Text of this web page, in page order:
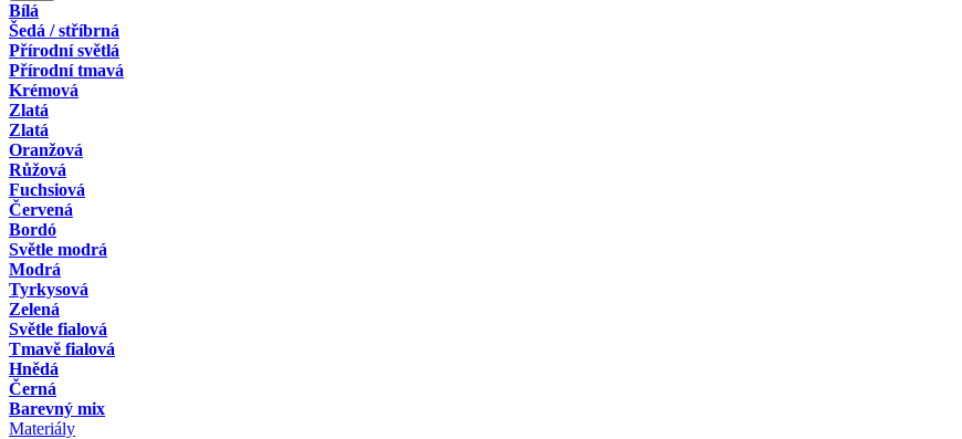
Bílá
Šedá / stříbrná
Přírodní světlá
Přírodní tmavá
Krémová
Zlatá
Zlatá
Oranžová
Růžová
Fuchsiová
Červená
Bordó
Světle modrá
Modrá
Tyrkysová
Zelená
Světle fialová
Tmavě fialová
Hnědá
Černá
Barevný mix
Materiály